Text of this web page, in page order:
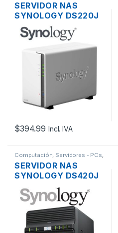
SERVIDOR NAS
SYNOLOGY DS220J
HYBRID 2XBAHIAS
MAX 32TB, SATA,
RAM 512MB DDR4,
1.4GHZ, 32TB RAID
DE 2TB, PUERTO USB
GIGABIT
$394.99 Incl. IVA
Computación Servidores - PCs
Servidores NAS
SERVIDOR NAS
SYNOLOGY DS420J
HYBRID 4XBAHIAS
MAX 64TB, SATA,
RAID 1, 1.4GHZ, DDR4
1GB , PUERTO USB,
GIGABIT